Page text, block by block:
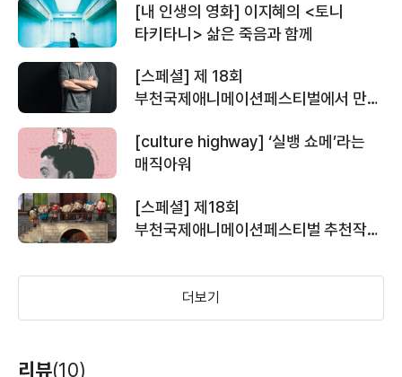
[내 인생의 영화] 이지혜의 <토니
타키타니> 삶은 죽음과 함께
[스페셜] 제 18회
부천국제애니메이션페스티벌에서 만난
[culture highway] ‘실뱅 쇼메’라는
매직아워
[스페셜] 제18회
부천국제애니메이션페스티벌 추천작
더보기
리뷰(10)